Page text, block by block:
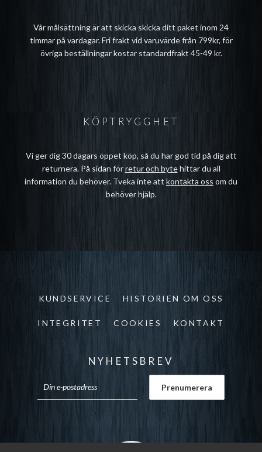
Vår målsättning är att skicka skicka ditt paket inom 24
timmar på vardagar. Fri frakt vid varuvärde från 799kr, för
övriga beställningar kostar standardfrakt 45-49 kr.
KÖPTRYGGHET
Vi ger dig 30 dagars öppet köp, så du har god tid på dig att
returnera. På sidan förretur och bytehittar du all
information du behöver. Tveka inte att kontakta oss om du
behöver hjälp.
KUNDSERVICE HISTORIEN OM OSS
INTEGRITET COOKIES KONTAKT
NYHETSBREV